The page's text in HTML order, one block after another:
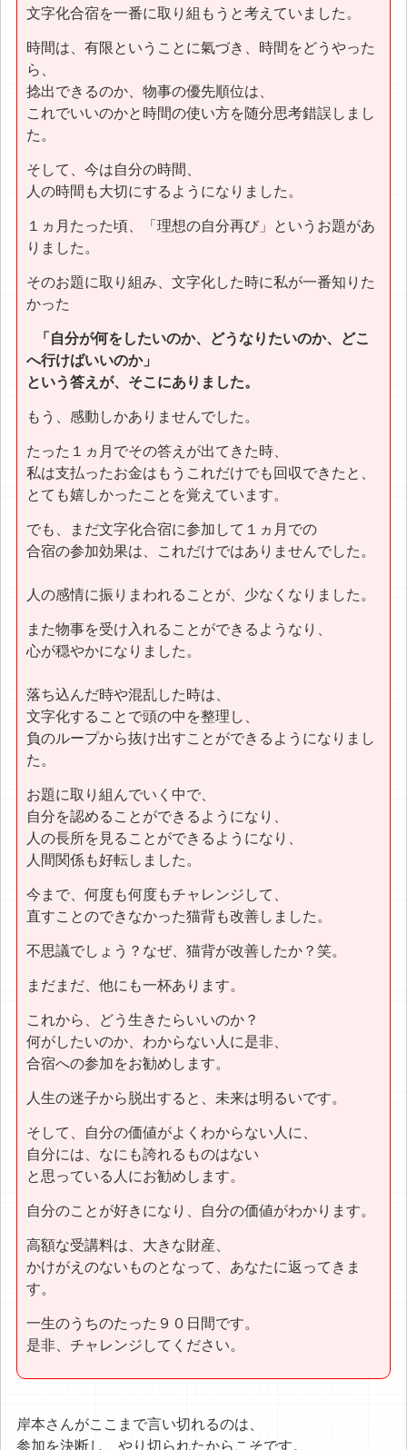
文字化合宿を一番に取り組もうと考えていました。
時間は、有限ということに氣づき、時間をどうやった
ら、
捻出できるのか、物事の優先順位は、
これでいいのかと時間の使い方を随分思考錯誤しまし
た。
そして、今は自分の時間、
人の時間も大切にするようになりました。
１ヵ月たった頃、「理想の自分再び」というお題があ
りました。
そのお題に取り組み、文字化した時に私が一番知りた
かった
「自分が何をしたいのか、どうなりたいのか、どこ
へ行けばいいのか」
という答えが、そこにありました。
もう、感動しかありませんでした。
たった１ヵ月でその答えが出てきた時、
私は支払ったお金はもうこれだけでも回収できたと、
とても嬉しかったことを覚えています。
でも、まだ文字化合宿に参加して１ヵ月での
合宿の参加効果は、これだけではありませんでした。
人の感情に振りまわれることが、少なくなりました。
また物事を受け入れることができるようなり、
心が穏やかになりました。
落ち込んだ時や混乱した時は、
文字化することで頭の中を整理し、
負のループから抜け出すことができるようになりまし
た。
お題に取り組んでいく中で、
自分を認めることができるようになり、
人の長所を見ることができるようになり、
人間関係も好転しました。
今まで、何度も何度もチャレンジして、
直すことのできなかった猫背も改善しました。
不思議でしょう？なぜ、猫背が改善したか？笑。
まだまだ、他にも一杯あります。
これから、どう生きたらいいのか？
何がしたいのか、わからない人に是非、
合宿への参加をお勧めします。
人生の迷子から脱出すると、未来は明るいです。
そして、自分の価値がよくわからない人に、
自分には、なにも誇れるものはない
と思っている人にお勧めします。
自分のことが好きになり、自分の価値がわかります。
高額な受講料は、大きな財産、
かけがえのないものとなって、あなたに返ってきま
す。
一生のうちのたった９０日間です。
是非、チャレンジしてください。
岸本さんがここまで言い切れるのは、
参加を決断し、やり切られたからこそです。